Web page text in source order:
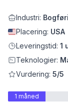
Industri:
Placering: USA
Leveringstid: 1
Teknologier:
Vurdering: 5/5
1 måned